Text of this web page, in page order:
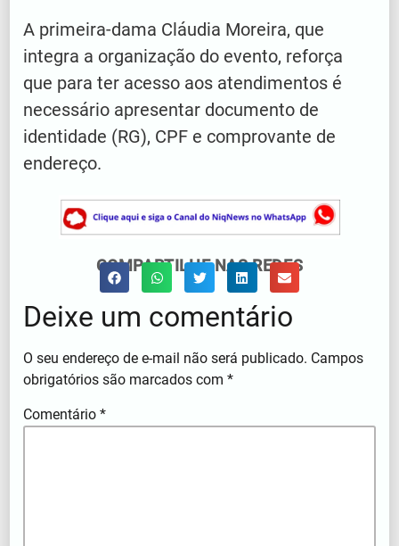
A primeira-dama Cláudia Moreira, que
integra a organização do evento, reforça
que para ter acesso aos atendimentos é
necessário apresentar documento de
identidade (RG), CPF e comprovante de
endereço.
COMPARTILHE NAS REDES
Deixe um comentário
O seu endereço de e-mail não será publicado. Campos
obrigatórios são marcados com*
Comentário*